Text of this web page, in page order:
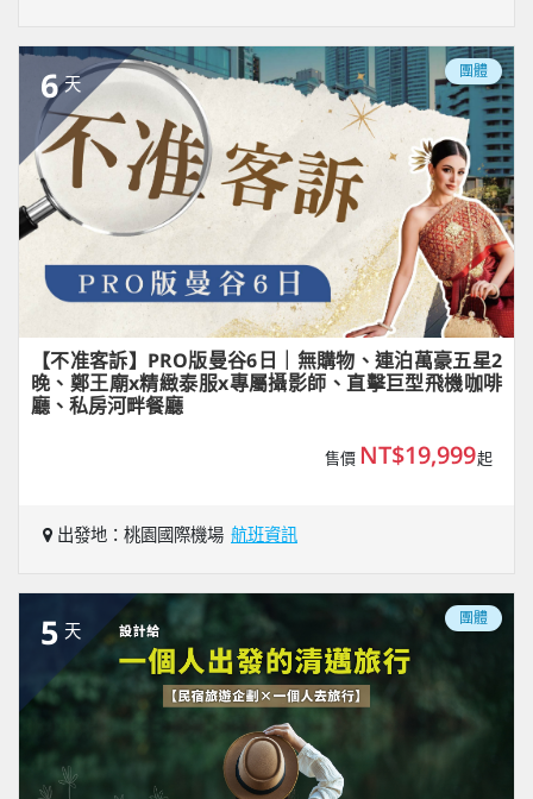
6 天
團體
【不准客訴】PRO版曼谷6日｜無購物、連泊萬豪五星2
晚、鄭王廟x精緻泰服x專屬攝影師、直擊巨型飛機咖啡
廳、私房河畔餐廳
售價 NT$19,999起
出發地：桃園國際機場 航班資訊
5 天
團體